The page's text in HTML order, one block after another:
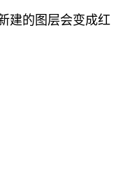
建的图层会变成红